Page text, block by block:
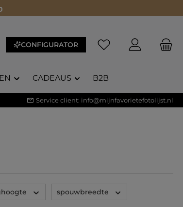
CONFIGURATOR Je hebt 0 items op
CADEAUS B2B
Service client: info@mijnfavorietefotolijst.nl
spouwbreedte